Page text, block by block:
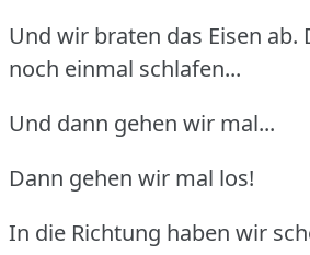
Und wir braten das Eisen ab.
noch einmal schlafen...
Und dann gehen wir mal...
Dann gehen wir mal los!
In die Richtung haben wir